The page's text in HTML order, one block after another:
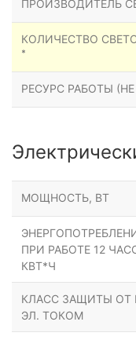
ПРОИЗВОДИТЕЛЬ
КОЛИЧЕСТВО
*
РЕСУРС РАБОТЫ
МОЩНОСТЬ, ВТ
ПРИ РАБОТЕ 12
КВТ*Ч
КЛАСС ЗАЩИТЫ ОТ
ЭЛ. ТОКОМ